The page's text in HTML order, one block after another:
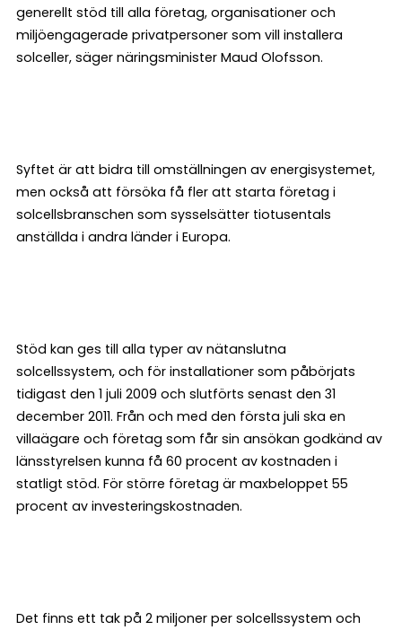
generellt stöd till alla företag, organisationer och
miljöengagerade privatpersoner som vill installera
solceller, säger näringsminister Maud Olofsson.
Syftet är att bidra till omställningen av energisystemet,
men också att försöka få fler att starta företag i
solcellsbranschen som sysselsätter tiotusentals
anställda i andra länder i Europa.
Stöd kan ges till alla typer av nätanslutna
solcellssystem, och för installationer som påbörjats
tidigast den 1 juli 2009 och slutförts senast den 31
december 2011. Från och med den första juli ska en
villaägare och företag som får sin ansökan godkänd av
länsstyrelsen kunna få 60 procent av kostnaden i
statligt stöd. För större företag är maxbeloppet 55
procent av investeringskostnaden.
Det finns ett tak på 2 miljoner per solcellssystem och